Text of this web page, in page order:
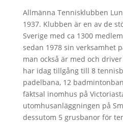
Allmänna Tennisklubben
1937. Klubben är en av de
Sverige med ca 1300
sedan 1978 sin verksamhet
man också är med och
har idag tillgång till 8
padelbana, 12
fäktsal inomhus på
utomhusanläggningen på
dessutom 5 grusbanor för